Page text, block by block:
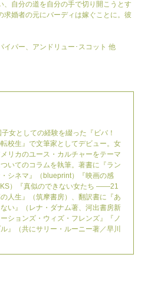
、自分の道を自分の手で切り開こうとす
求婚者の元にバーディは嫁ぐことに。彼
イパー、アンドリュー･スコット 他
子女としての経験を綴った『ビバ！
校生』で文筆家としてデビュー。女
リカのユース・カルチャーをテーマ
いてのコラムを執筆。著書に『ラン
シネマ』（blueprint）『映画の感
）『真似のできない女たち ——21
人生』（筑摩書房）、翻訳書に『あ
い』（レナ・ダナム著、河出書房新
ションズ・ウィズ・フレンズ』『ノ
』（共にサリー・ルーニー著／早川